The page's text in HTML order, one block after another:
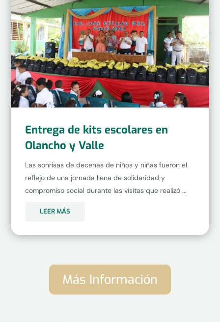
Entrega de kits escolares en
Olancho y Valle
Las sonrisas de decenas de niños y niñas fueron el
reflejo de una jornada llena de solidaridad y
compromiso social durante las visitas que realizó ...
LEER MÁS
Más Información